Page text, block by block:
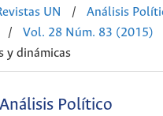
UN /
Análisis
/
Vol. 28 Núm. 83 (2015)
y dinámicas
Análisis Político